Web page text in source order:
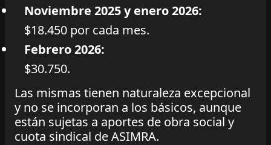
Noviembre 2025 y enero 2026:
$18.450 por cada mes.
Febrero 2026:
$30.750.
Las mismas tienen naturaleza excepcional
y no se incorporan a los básicos, aunque
están sujetas a aportes de obra social y
cuota sindical de ASIMRA.